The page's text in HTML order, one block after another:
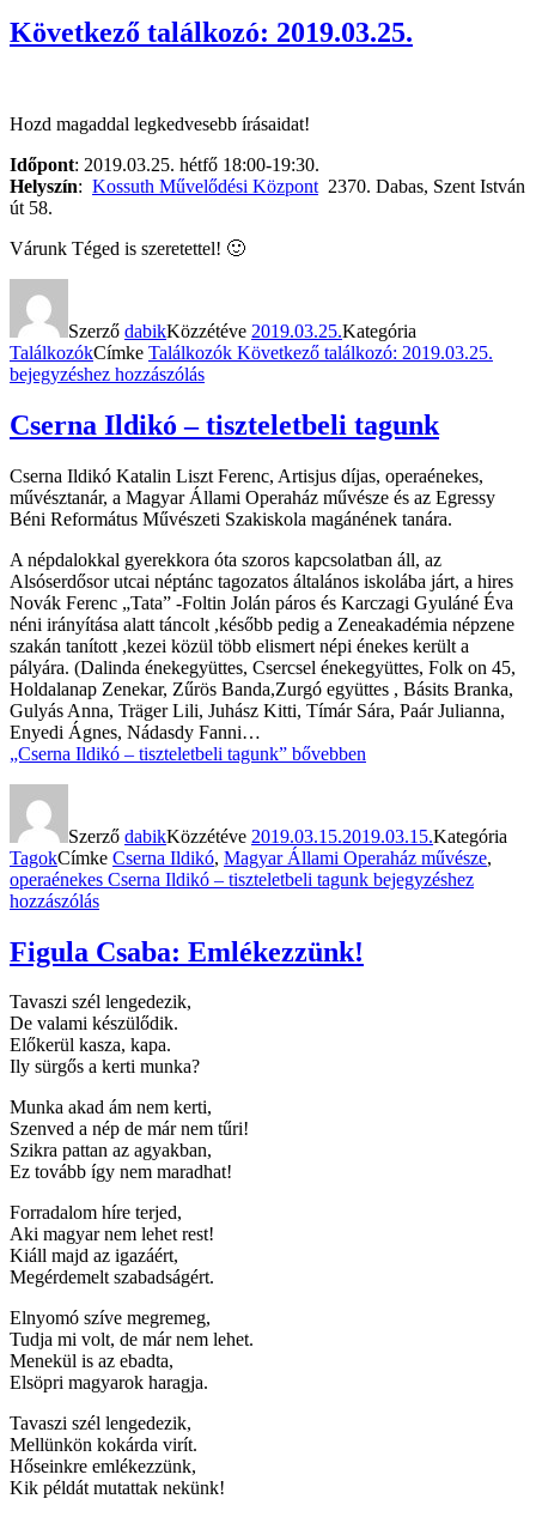
Következő találkozó: 2019.03.25.
Hozd magaddal legkedvesebb írásaidat!
Időpont: 2019.03.25. hétfő 18:00-19:30.
Helyszín: Kossuth Művelődési Központ 2370. Dabas, Szent István
út 58.
Várunk Téged is szeretettel! 🙂
Szerző dabikKözzétéve 2019.03.25.Kategória
TalálkozókCímke Találkozók Következő találkozó: 2019.03.25.
bejegyzéshez hozzászólás
Cserna Ildikó – tiszteletbeli tagunk
Cserna Ildikó Katalin Liszt Ferenc, Artisjus díjas, operaénekes,
művésztanár, a Magyar Állami Operaház művésze és az Egressy
Béni Református Művészeti Szakiskola magánének tanára.
A népdalokkal gyerekkora óta szoros kapcsolatban áll, az
Alsóserdősor utcai néptánc tagozatos általános iskolába járt, a hires
Novák Ferenc „Tata” -Foltin Jolán páros és Karczagi Gyuláné Éva
néni irányítása alatt táncolt ,később pedig a Zeneakadémia népzene
szakán tanított ,kezei közül több elismert népi énekes került a
pályára. (Dalinda énekegyüttes, Csercsel énekegyüttes, Folk on 45,
Holdalanap Zenekar, Zűrös Banda,Zurgó együttes , Básits Branka,
Gulyás Anna, Träger Lili, Juhász Kitti, Tímár Sára, Paár Julianna,
Enyedi Ágnes, Nádasdy Fanni…
„Cserna Ildikó – tiszteletbeli tagunk” bővebben
Szerző dabikKözzétéve 2019.03.15.2019.03.15.Kategória
TagokCímke Cserna Ildikó, Magyar Állami Operaház művésze,
operaénekes Cserna Ildikó – tiszteletbeli tagunk bejegyzéshez
hozzászólás
Figula Csaba: Emlékezzünk!
Tavaszi szél lengedezik,
De valami készülődik.
Előkerül kasza, kapa.
Ily sürgős a kerti munka?
Munka akad ám nem kerti,
Szenved a nép de már nem tűri!
Szikra pattan az agyakban,
Ez tovább így nem maradhat!
Forradalom híre terjed,
Aki magyar nem lehet rest!
Kiáll majd az igazáért,
Megérdemelt szabadságért.
Elnyomó szíve megremeg,
Tudja mi volt, de már nem lehet.
Menekül is az ebadta,
Elsöpri magyarok haragja.
Tavaszi szél lengedezik,
Mellünkön kokárda virít.
Hőseinkre emlékezzünk,
Kik példát mutattak nekünk!